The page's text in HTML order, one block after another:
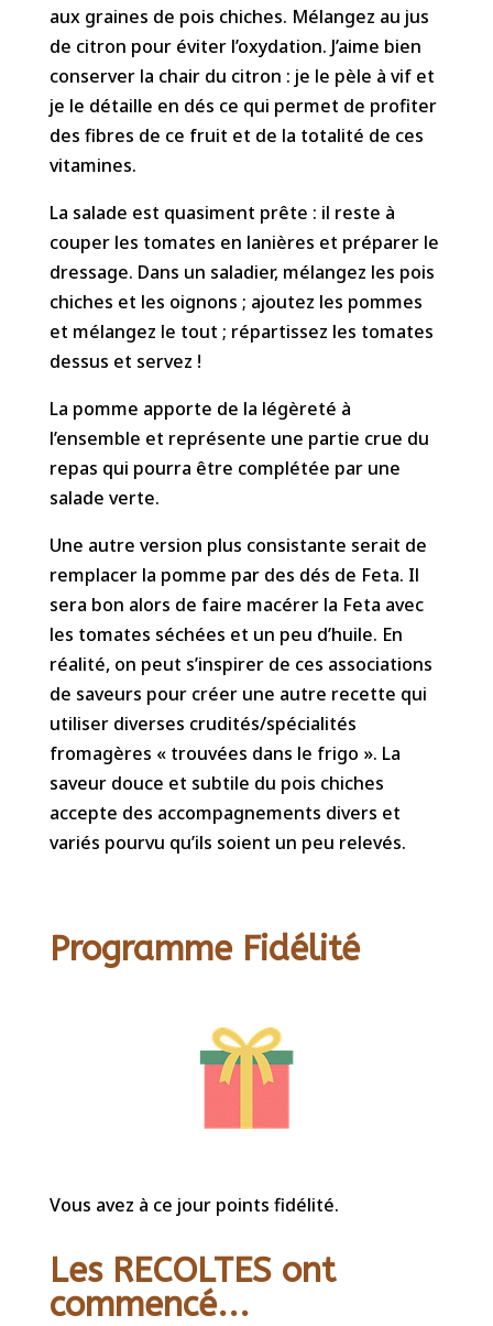
aux graines de pois chiches. Mélangez au jus
de citron pour éviter l’oxydation. J’aime bien
conserver la chair du citron : je le pèle à vif et
je le détaille en dés ce qui permet de profiter
des fibres de ce fruit et de la totalité de ces
vitamines.
La salade est quasiment prête : il reste à
couper les tomates en lanières et préparer le
dressage. Dans un saladier, mélangez les pois
chiches et les oignons ; ajoutez les pommes
et mélangez le tout ; répartissez les tomates
dessus et servez !
La pomme apporte de la légèreté à
l’ensemble et représente une partie crue du
repas qui pourra être complétée par une
salade verte.
Une autre version plus consistante serait de
remplacer la pomme par des dés de Feta. Il
sera bon alors de faire macérer la Feta avec
les tomates séchées et un peu d’huile. En
réalité, on peut s’inspirer de ces associations
de saveurs pour créer une autre recette qui
utiliser diverses crudités/spécialités
fromagères « trouvées dans le frigo ». La
saveur douce et subtile du pois chiches
accepte des accompagnements divers et
variés pourvu qu’ils soient un peu relevés.
Programme Fidélité
Vous avez à ce jour points fidélité.
Les RECOLTES ont
commencé...